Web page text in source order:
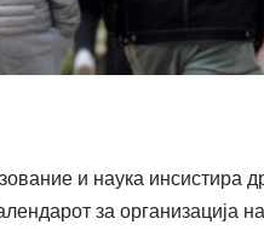
и наука инсистира
за организација